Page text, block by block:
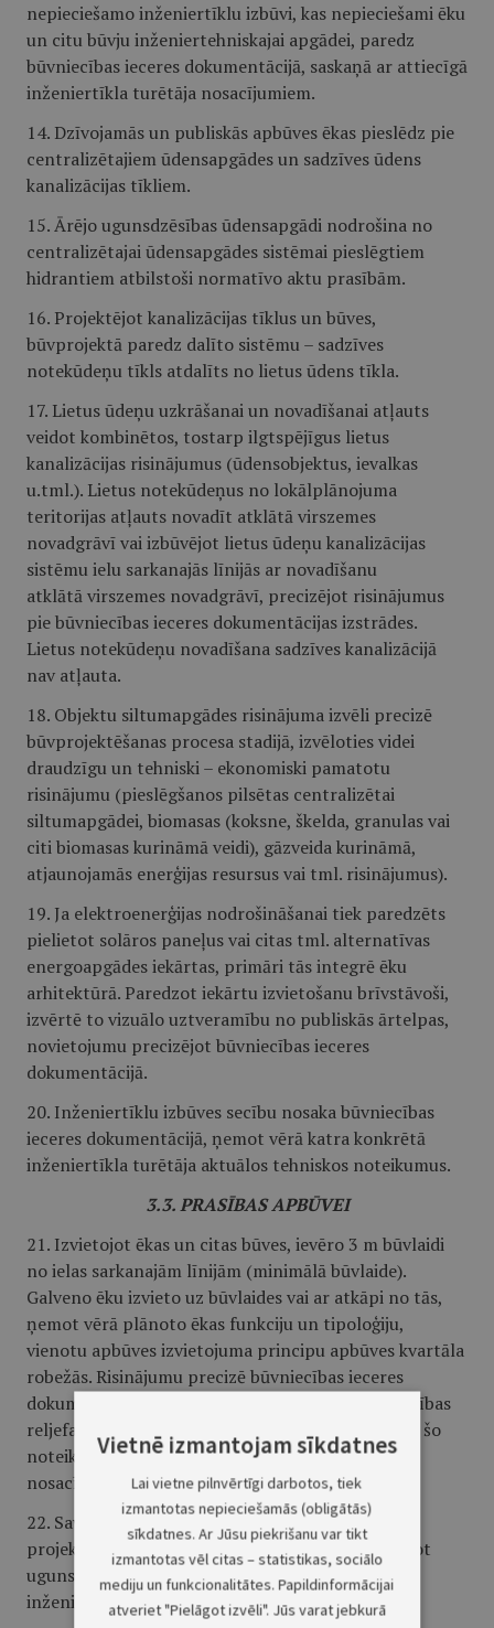
nepieciešamo inženiertīklu izbūvi, kas nepieciešami ēku
un citu būvju inženiertehniskajai apgādei, paredz
būvniecības ieceres dokumentācijā, saskaņā ar attiecīgā
inženiertīkla turētāja nosacījumiem.
14. Dzīvojamās un publiskās apbūves ēkas pieslēdz pie
centralizētajiem ūdensapgādes un sadzīves ūdens
kanalizācijas tīkliem.
15. Ārējo ugunsdzēsības ūdensapgādi nodrošina no
centralizētajai ūdensapgādes sistēmai pieslēgtiem
hidrantiem atbilstoši normatīvo aktu prasībām.
16. Projektējot kanalizācijas tīklus un būves,
būvprojektā paredz dalīto sistēmu – sadzīves
notekūdeņu tīkls atdalīts no lietus ūdens tīkla.
17. Lietus ūdeņu uzkrāšanai un novadīšanai atļauts
veidot kombinētos, tostarp ilgtspējīgus lietus
kanalizācijas risinājumus (ūdensobjektus, ievalkas
u.tml.). Lietus notekūdeņus no lokālplānojuma
teritorijas atļauts novadīt atklātā virszemes
novadgrāvī vai izbūvējot lietus ūdeņu kanalizācijas
sistēmu ielu sarkanajās līnijās ar novadīšanu
atklātā virszemes novadgrāvī, precizējot risinājumus
pie būvniecības ieceres dokumentācijas izstrādes.
Lietus notekūdeņu novadīšana sadzīves kanalizācijā
nav atļauta.
18. Objektu siltumapgādes risinājuma izvēli precizē
būvprojektēšanas procesa stadijā, izvēloties videi
draudzīgu un tehniski – ekonomiski pamatotu
risinājumu (pieslēgšanos pilsētas centralizētai
siltumapgādei, biomasas (koksne, škelda, granulas vai
citi biomasas kurināmā veidi), gāzveida kurināmā,
atjaunojamās enerģijas resursus vai tml. risinājumus).
19. Ja elektroenerģijas nodrošināšanai tiek paredzēts
pielietot solāros paneļus vai citas tml. alternatīvas
energoapgādes iekārtas, primāri tās integrē ēku
arhitektūrā. Paredzot iekārtu izvietošanu brīvstāvoši,
izvērtē to vizuālo uztveramību no publiskās ārtelpas,
novietojumu precizējot būvniecības ieceres
dokumentācijā.
20. Inženiertīklu izbūves secību nosaka būvniecības
ieceres dokumentācijā, ņemot vērā katra konkrētā
inženiertīkla turētāja aktuālos tehniskos noteikumus.
3.3. PRASĪBAS APBŪVEI
21. Izvietojot ēkas un citas būves, ievēro 3 m būvlaidi
no ielas sarkanajām līnijām (minimālā būvlaide).
Galveno ēku izvieto uz būvlaides vai ar atkāpi no tās,
ņemot vērā plānoto ēkas funkciju un tipoloģiju,
vienotu apbūves izvietojuma principu apbūves kvartāla
robežās. Risinājumu precizē būvniecības ieceres
dokumentācijā, ņemot vērā konkrētās zemes vienības
reljefa, saglabājamo koku u.c. aspektus saskaņā ar šo
noteikumu 3.6., 3.8. apakšnodaļās iekļautajiem
nosacījumiem.
22. Savstarpējos attālumus starp ēkām un būvēm
projektē atbilstoši normatīvajiem aktiem, ievērojot
ugunsdrošības, insolācijas, prettrokšņu un
inženiertīklu aizsardzības prasības.
Vietnē izmantojam sīkdatnes
Lai vietne pilnvērtīgi darbotos, tiek
izmantotas nepieciešamās (obligātās)
sīkdatnes. Ar Jūsu piekrišanu var tikt
izmantotas vēl citas – statistikas, sociālo
mediju un funkcionalitātes. Papildinformācijai
atveriet "Pielāgot izvēli". Jūs varat jebkurā